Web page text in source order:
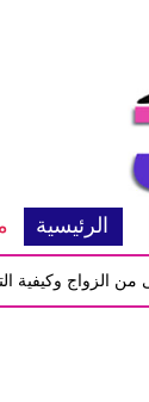
الرئيسية
وكيفية التعامل